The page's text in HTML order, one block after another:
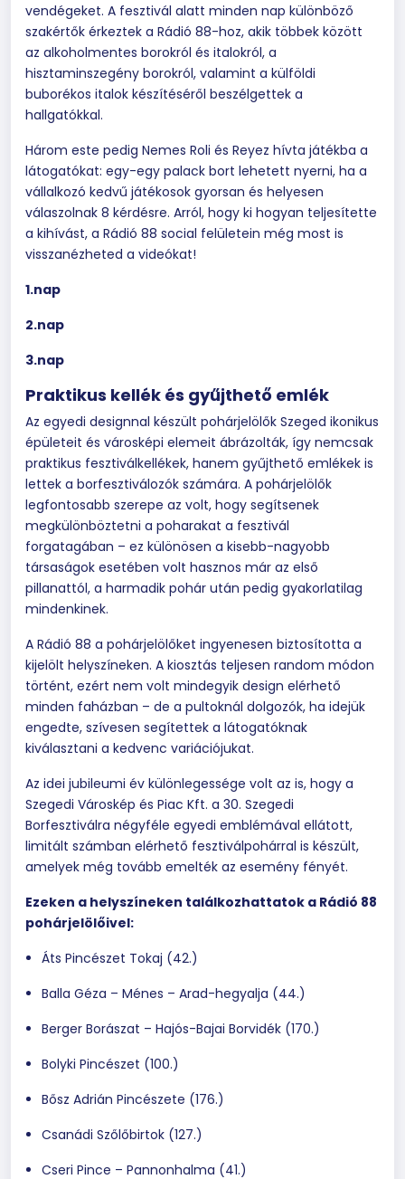
vendégeket. A fesztivál alatt minden nap különböző
szakértők érkeztek a Rádió 88-hoz, akik többek között
az alkoholmentes borokról és italokról, a
hisztaminszegény borokról, valamint a külföldi
buborékos italok készítéséről beszélgettek a
hallgatókkal.
Három este pedig Nemes Roli és Reyez hívta játékba a
látogatókat: egy-egy palack bort lehetett nyerni, ha a
vállalkozó kedvű játékosok gyorsan és helyesen
válaszolnak 8 kérdésre. Arról, hogy ki hogyan teljesítette
a kihívást, a Rádió 88 social felületein még most is
visszanézheted a videókat!
1.nap
2.nap
3.nap
Praktikus kellék és gyűjthető emlék
Az egyedi designnal készült pohárjelölők Szeged ikonikus
épületeit és városképi elemeit ábrázolták, így nemcsak
praktikus fesztiválkellékek, hanem gyűjthető emlékek is
lettek a borfesztiválozók számára. A pohárjelölők
legfontosabb szerepe az volt, hogy segítsenek
megkülönböztetni a poharakat a fesztivál
forgatagában – ez különösen a kisebb-nagyobb
társaságok esetében volt hasznos már az első
pillanattól, a harmadik pohár után pedig gyakorlatilag
mindenkinek.
A Rádió 88 a pohárjelölőket ingyenesen biztosította a
kijelölt helyszíneken. A kiosztás teljesen random módon
történt, ezért nem volt mindegyik design elérhető
minden faházban – de a pultoknál dolgozók, ha idejük
engedte, szívesen segítettek a látogatóknak
kiválasztani a kedvenc variációjukat.
Az idei jubileumi év különlegessége volt az is, hogy a
Szegedi Városkép és Piac Kft. a 30. Szegedi
Borfesztiválra négyféle egyedi emblémával ellátott,
limitált számban elérhető fesztiválpohárral is készült,
amelyek még tovább emelték az esemény fényét.
Ezeken a helyszíneken találkozhattatok a Rádió 88
pohárjelölőivel:
Áts Pincészet Tokaj (42.)
Balla Géza – Ménes – Arad-hegyalja (44.)
Berger Borászat – Hajós-Bajai Borvidék (170.)
Bolyki Pincészet (100.)
Bősz Adrián Pincészete (176.)
Csanádi Szőlőbirtok (127.)
Cseri Pince – Pannonhalma (41.)